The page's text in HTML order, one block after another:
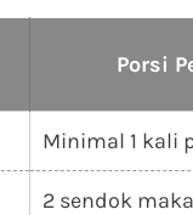
Porsi
Minimal 1 kali
2 sendok